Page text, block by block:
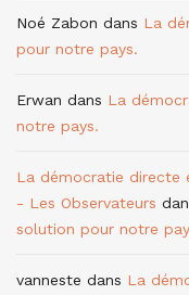
Noé Zabon dans La
pour notre pays.
Erwan dans La
notre pays.
La démocratie directe
- Les Observateurs
solution pour notre
vanneste dans La